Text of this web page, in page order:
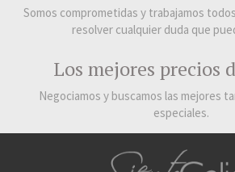
Somos comprometidas y trabajamos
resolver cualquier duda que
Los mejores precios
Negociamos y buscamos las mejores
especiales.